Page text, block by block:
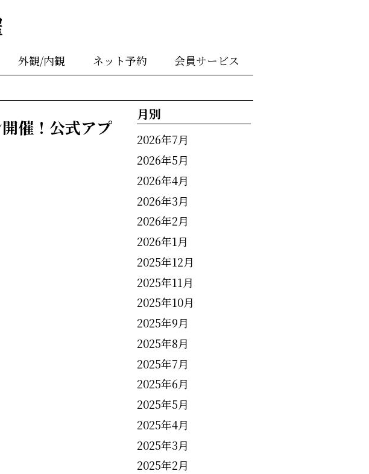
外観/内観 ネット予約 会員サービス
催！公式アプ
月別
2026年7月
2026年5月
2026年4月
2026年3月
2026年2月
2026年1月
2025年12月
2025年11月
2025年10月
2025年9月
2025年8月
2025年7月
2025年6月
2025年5月
2025年4月
2025年3月
2025年2月